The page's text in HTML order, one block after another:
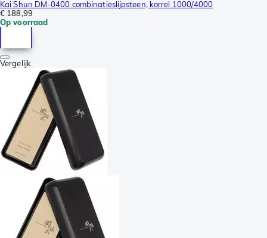
Kai Shun DM-0400 combinatieslijpsteen, korrel 1000/4000
€ 188,99
Op voorraad
Vergelijk